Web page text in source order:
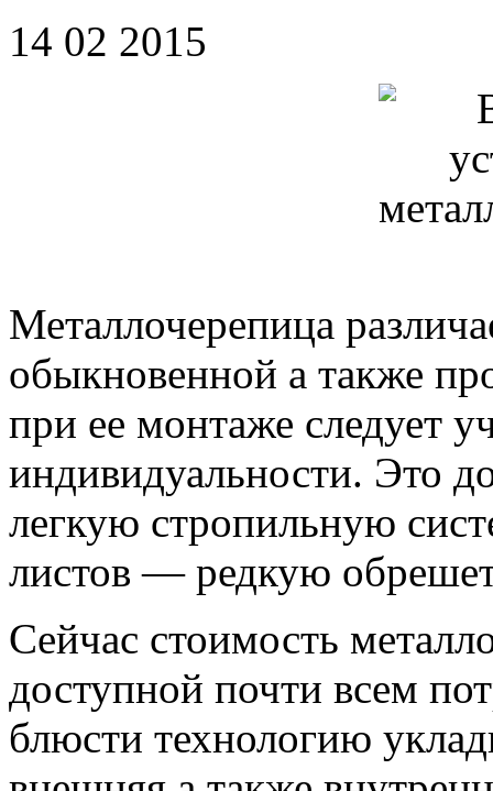
14 02 2015
Металлочерепица
обыкновенной а также
при ее монтаже следует
индивидуальности. Это
легкую стропильную
листов — редкую
Сейчас стоимость
доступной почти всем
блюсти технологию